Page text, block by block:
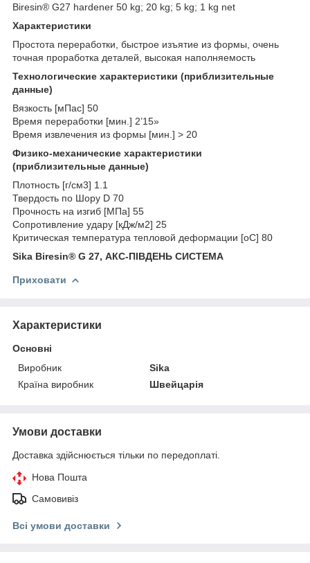
Biresin® G27 hardener 50 kg; 20 kg; 5 kg; 1 kg net
Характеристики
Простота переработки, быстрое изъятие из формы, очень
точная проработка деталей, высокая наполняемость
Технологические характеристики (приблизительные
данные)
Вязкость [мПас] 50
Время переработки [мин.] 2’15»
Время извлечения из формы [мин.] > 20
Физико-механические характеристики
(приблизительные данные)
Плотность [г/см3] 1.1
Твердость по Шору D 70
Прочность на изгиб [МПа] 55
Сопротивление удару [кДж/м2] 25
Критическая температура тепловой деформации [оС] 80
Sika Biresin® G 27, АКС-ПІВДЕНЬ СИСТЕМА
Приховати
Характеристики
Основні
Виробник
Sika
Країна виробник
Швейцарія
Умови доставки
Доставка здійснюється тільки по передоплаті.
Нова Пошта
Самовивіз
Всі умови доставки